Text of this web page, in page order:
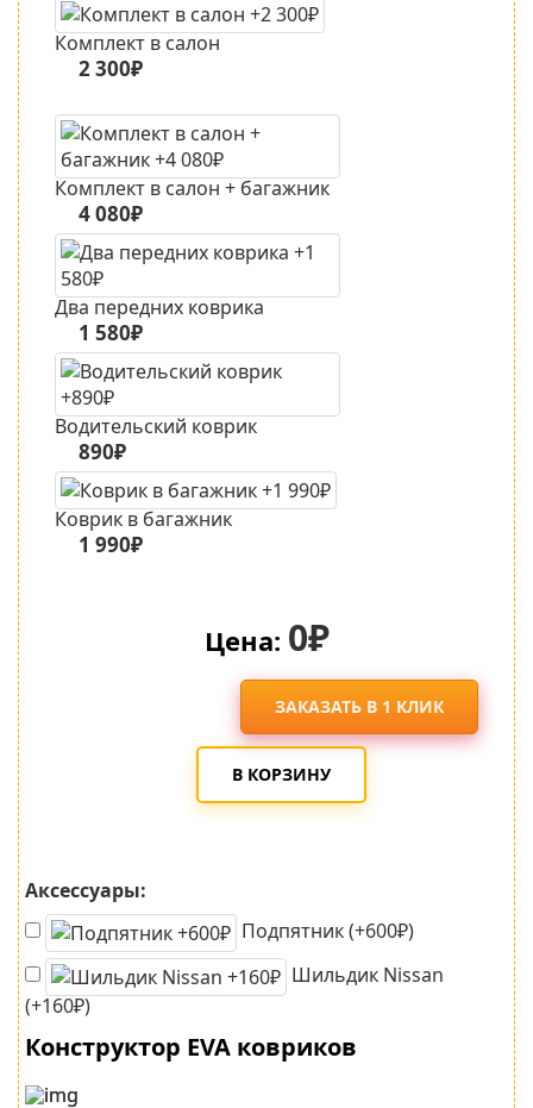
Комплект в салон
2 300₽
Комплект в салон + багажник
4 080₽
Два передних коврика
1 580₽
Водительский коврик
890₽
Коврик в багажник
1 990₽
Цена: 0₽
ЗАКАЗАТЬ В 1 КЛИК
В КОРЗИНУ
Аксессуары:
Подпятник (+600₽)
Шильдик Nissan
(+160₽)
Конструктор EVA ковриков